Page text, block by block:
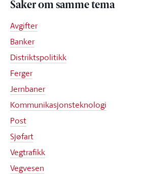
Saker om samme tema
Avgifter
Banker
Distriktspolitikk
Ferger
Jernbaner
Kommunikasjonsteknologi
Post
Sjøfart
Vegtrafikk
Vegvesen